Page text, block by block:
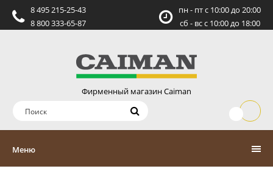
8 495 215-25-43
8 800 333-65-87
пн - пт c 10:00 до 20:00
сб - вс c 10:00 до 18:00
Фирменный магазин Caiman
Меню